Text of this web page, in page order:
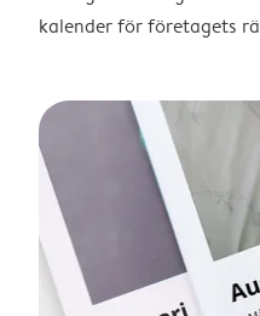
kalender för företagets